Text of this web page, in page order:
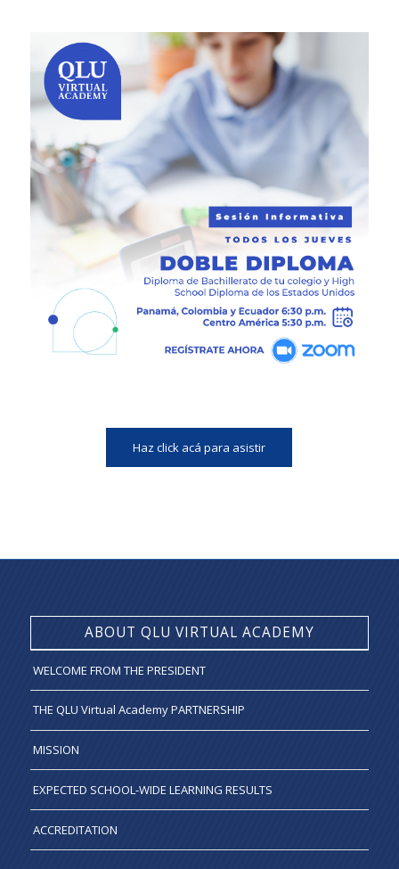
Haz click acá para asistir
ABOUT QLU VIRTUAL ACADEMY
WELCOME FROM THE PRESIDENT
THE QLU Virtual Academy PARTNERSHIP
MISSION
EXPECTED SCHOOL-WIDE LEARNING RESULTS
ACCREDITATION